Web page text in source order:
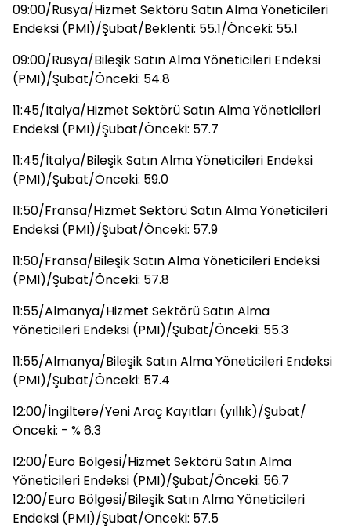
09:00/Rusya/Hizmet Sektörü Satın Alma Yöneticileri
Endeksi (PMI)/Şubat/Beklenti: 55.1/Önceki: 55.1
09:00/Rusya/Bileşik Satın Alma Yöneticileri Endeksi
(PMI)/Şubat/Önceki: 54.8
11:45/İtalya/Hizmet Sektörü Satın Alma Yöneticileri
Endeksi (PMI)/Şubat/Önceki: 57.7
11:45/İtalya/Bileşik Satın Alma Yöneticileri Endeksi
(PMI)/Şubat/Önceki: 59.0
11:50/Fransa/Hizmet Sektörü Satın Alma Yöneticileri
Endeksi (PMI)/Şubat/Önceki: 57.9
11:50/Fransa/Bileşik Satın Alma Yöneticileri Endeksi
(PMI)/Şubat/Önceki: 57.8
11:55/Almanya/Hizmet Sektörü Satın Alma
Yöneticileri Endeksi (PMI)/Şubat/Önceki: 55.3
11:55/Almanya/Bileşik Satın Alma Yöneticileri Endeksi
(PMI)/Şubat/Önceki: 57.4
12:00/İngiltere/Yeni Araç Kayıtları (yıllık)/Şubat/
Önceki: - % 6.3
12:00/Euro Bölgesi/Hizmet Sektörü Satın Alma
Yöneticileri Endeksi (PMI)/Şubat/Önceki: 56.7
12:00/Euro Bölgesi/Bileşik Satın Alma Yöneticileri
Endeksi (PMI)/Şubat/Önceki: 57.5